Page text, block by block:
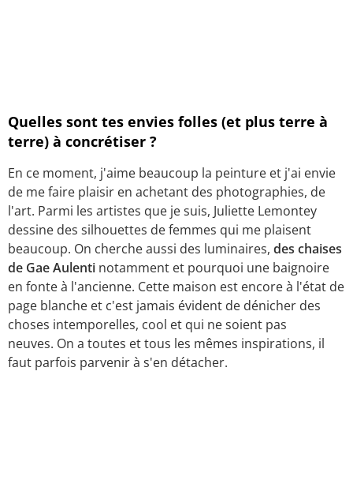
Quelles sont tes envies folles (et plus terre à
terre) à concrétiser ?
En ce moment, j'aime beaucoup la peinture et j'ai envie
de me faire plaisir en achetant des photographies, de
l'art. Parmi les artistes que je suis, Juliette Lemontey
dessine des silhouettes de femmes qui me plaisent
beaucoup. On cherche aussi des luminaires, des chaises
de Gae Aulenti notamment et pourquoi une baignoire
en fonte à l'ancienne. Cette maison est encore à l'état de
page blanche et c'est jamais évident de dénicher des
choses intemporelles, cool et qui ne soient pas
neuves. On a toutes et tous les mêmes inspirations, il
faut parfois parvenir à s'en détacher.